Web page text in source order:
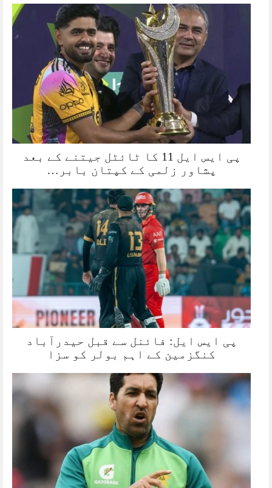
پی ایس ایل 11 کا ٹائٹل جیتنے کے بعد
پشاور زلمی کے کپتان بابر…
پی ایس ایل: فائنل سے قبل حیدرآباد
کنگزمین کے اہم بولر کو سزا